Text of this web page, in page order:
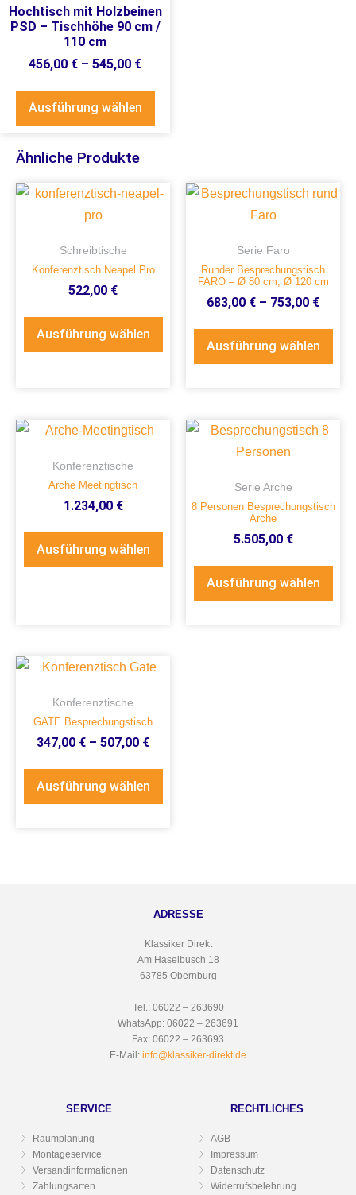
Hochtisch mit Holzbeinen
PSD – Tischhöhe 90 cm /
110 cm
456,00 € – 545,00 €
Ausführung wählen
Ähnliche Produkte
Schreibtische
Konferenztisch Neapel Pro
522,00 €
Ausführung wählen
Serie Faro
Runder Besprechungstisch
FARO – Ø 80 cm, Ø 120 cm
683,00 € – 753,00 €
Ausführung wählen
Konferenztische
Arche Meetingtisch
1.234,00 €
Ausführung wählen
Serie Arche
8 Personen Besprechungstisch
Arche
5.505,00 €
Ausführung wählen
Konferenztische
GATE Besprechungstisch
347,00 € – 507,00 €
Ausführung wählen
ADRESSE
Klassiker Direkt
Am Haselbusch 18
63785 Obernburg
Tel.: 06022 – 263690
WhatsApp: 06022 – 263691
Fax: 06022 – 263693
E-Mail: info@klassiker-direkt.de
SERVICE
Raumplanung
Montageservice
Versandinformationen
Zahlungsarten
RECHTLICHES
AGB
Impressum
Datenschutz
Widerrufsbelehrung